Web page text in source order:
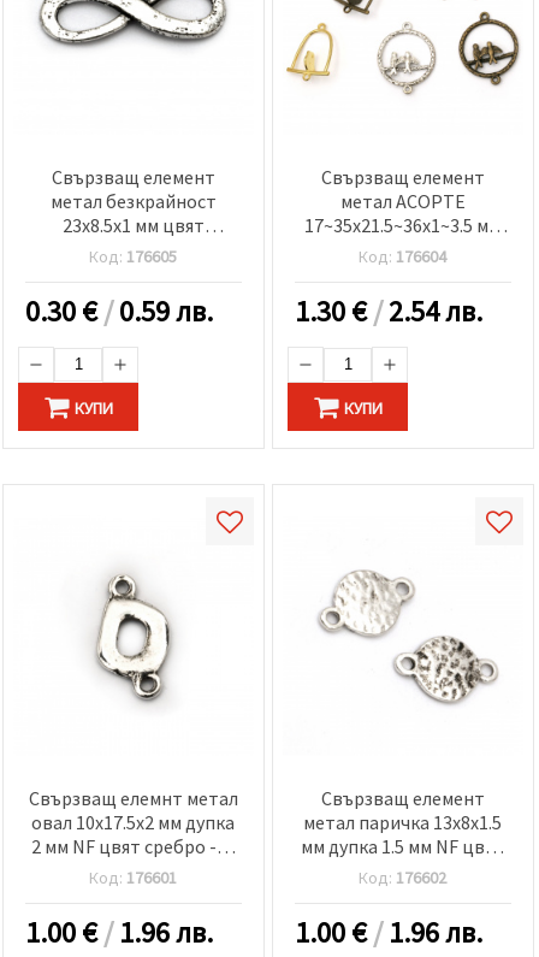
Свързващ елемент
метал безкрайност
23x8.5x1 мм цвят
антично сребро -10 броя
Код: 176605
0.30€/0.59 лв.
КУПИ
Свързващ елемент
метал АСОРТЕ
17~35x21.5~36x1~3.5 мм
дупка 1~2 мм цвят микс
-20 грама
Код: 176604
1.30€/2.54 лв.
КУПИ
Свързващ елемнт метал
овал 10x17.5x2 мм дупка
2 мм NF цвят сребро -10
броя
Код: 176601
1.00€/1.96 лв.
Свързващ елемент
метал паричка 13x8x1.5
мм дупка 1.5 мм NF цвят
сребро -10 броя
Код: 176602
1.00€/1.96 лв.